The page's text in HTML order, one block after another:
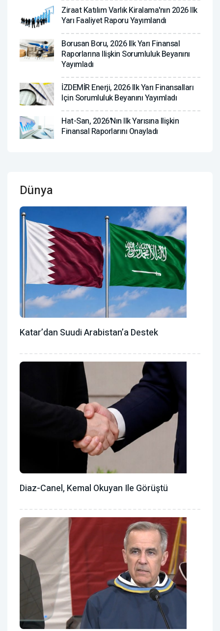
Ziraat Katılım Varlık Kiralama'nın 2026 Ilk
Yarı Faaliyet Raporu Yayımlandı
Borusan Boru, 2026 Ilk Yarı Finansal
Raporlarına Ilişkin Sorumluluk Beyanını
Yayımladı
İZDEMİR Enerji, 2026 Ilk Yarı Finansalları
Için Sorumluluk Beyanını Yayımladı
Hat-San, 2026'nın Ilk Yarısına Ilişkin
Finansal Raporlarını Onayladı
Dünya
Katar’dan Suudi Arabistan’a Destek
Diaz-Canel, Kemal Okuyan Ile Görüştü